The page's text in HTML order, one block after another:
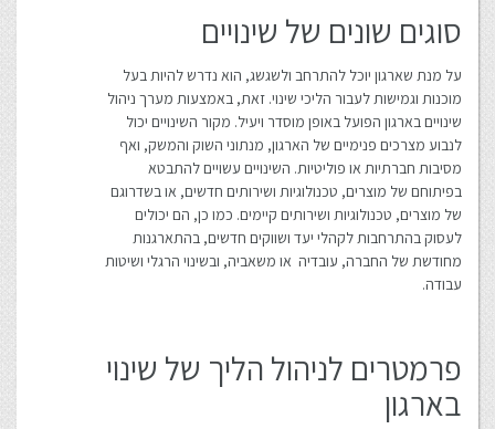
סוגים שונים של שינויים
על מנת שארגון יוכל להתרחב ולשגשג, הוא נדרש להיות בעל
מוכנות וגמישות לעבור הליכי שינוי. זאת, באמצעות מערך ניהול
שינויים בארגון הפועל באופן מוסדר ויעיל. מקור השינויים יכול
לנבוע מצרכים פנימיים של הארגון, מנתוני השוק והמשק, ואף
מסיבות חברתיות או פוליטיות. השינויים עשויים להתבטא
בפיתוחם של מוצרים, טכנולוגיות ושירותים חדשים, או בשדרוגם
של מוצרים, טכנולוגיות ושירותים קיימים. כמו כן, הם יכולים
לעסוק בהתרחבות לקהלי יעד ושווקים חדשים, בהתארגנות
מחודשת של החברה, עובדיה או משאביה, ובשינוי הרגלי ושיטות
עבודה.
פרמטרים לניהול הליך של שינוי
בארגון